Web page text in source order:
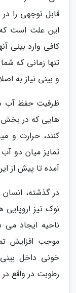
قابل توجهی را
این علت است
کافی وارد بینی
تنها زمانی که
و بینی نیاز به
ظرفیت حفظ آب
هایی که در
کنند، حرارت و
تمایز میان دو
آمده تا پیش از
در گذشته،
نوک تیز
ناحیه ایجاد می
موجب افزایش
خونی داخل
رطوبت در واقع